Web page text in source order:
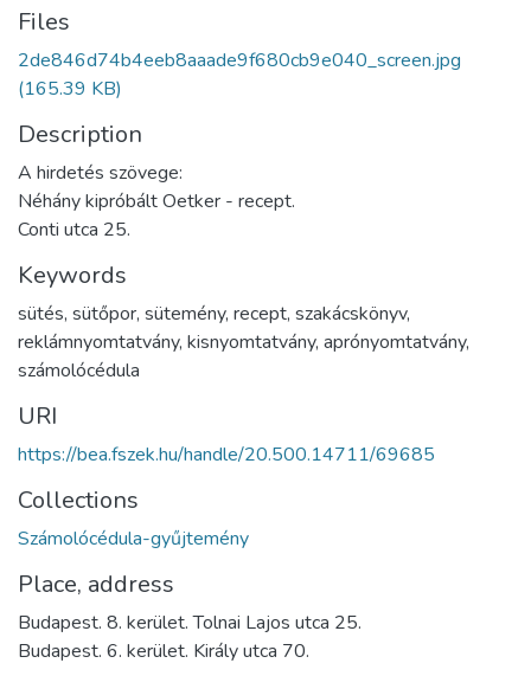
Files
2de846d74b4eeb8aaade9f680cb9e040_screen.jpg
(165.39 KB)
Description
A hirdetés szövege:
Néhány kipróbált Oetker - recept.
Conti utca 25.
Keywords
sütés, sütőpor, sütemény, recept, szakácskönyv,
reklámnyomtatvány, kisnyomtatvány, aprónyomtatvány,
számolócédula
URI
https://bea.fszek.hu/handle/20.500.14711/69685
Collections
Számolócédula-gyűjtemény
Place, address
Budapest. 8. kerület. Tolnai Lajos utca 25.
Budapest. 6. kerület. Király utca 70.